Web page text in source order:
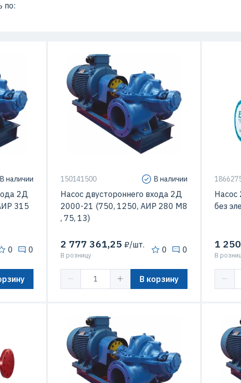
по:
110 кВт
м3/час
18 м
об/мин
В наличии
2Д
315
0 0
Мощность 75 кВт
Подача 1250 м3/час
Максимальный напор 13 м
Макс. Скорость вращения 750 об/мин
150141500 В наличии
Насос двустороннего входа 2Д
2000-21 (750, 1250, AИР 280 М8
, 75, 13)
2 777 361,25 ₽/шт.
В розницу
0 0
В корзину
без
1
В
Мощность 75 кВт
Подача 1250 м3/час